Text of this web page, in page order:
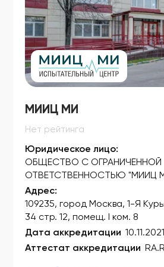
ФСЗ 2008/01948
ФСЗ 2008/01949
ФСЗ 2008/01950
ФСЗ 2008/01951
ФСЗ 2008/01993
ФСЗ 2008/02025
ФСЗ 2008/02028
ФСЗ 2008/02105
ФСЗ 2008/02109
ФСЗ 2008/02194
ФСЗ 2008/02195
МИИЦ МИ
Нет рейтинга
Юридическое лицо:
ОБЩЕСТВО С ОГРАНИЧЕННОЙ
ОТВЕТСТВЕННОСТЬЮ "МИИЦ
Адрес:
109235, город Москва, 1-Я
34 стр. 12, помещ. I ком. 8
Дата аккредитации 10.11.2021
Аттестат аккредитации